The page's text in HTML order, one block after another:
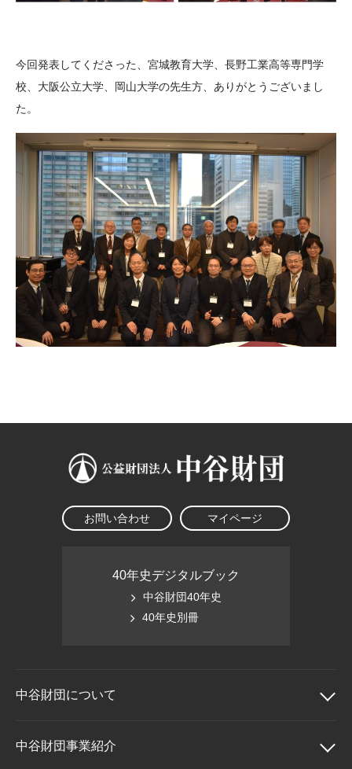
今回発表してくださった、宮城教育大学、長野工業高等専門学
校、大阪公立大学、岡山大学の先生方、ありがとうございまし
た。
お問い合わせ マイページ
40年史デジタルブック
中谷財団40年史
40年史別冊
中谷財団について
中谷財団について
中谷財団事業紹介